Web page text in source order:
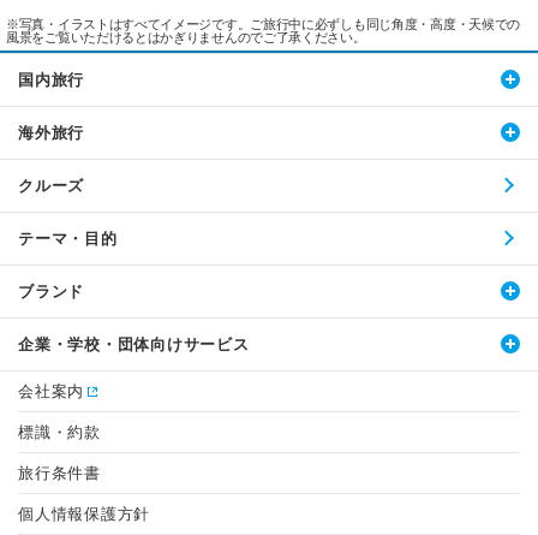
※写真・イラストはすべてイメージです。ご旅行中に必ずしも同じ角度・高度・天候での
風景をご覧いただけるとはかぎりませんのでご了承ください。
国内旅行
海外旅行
クルーズ
テーマ・目的
ブランド
企業・学校・団体向けサービス
会社案内
標識・約款
旅行条件書
個人情報保護方針